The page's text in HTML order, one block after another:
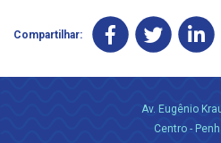
Compartilhar:
Av. Eugênio
Centro -